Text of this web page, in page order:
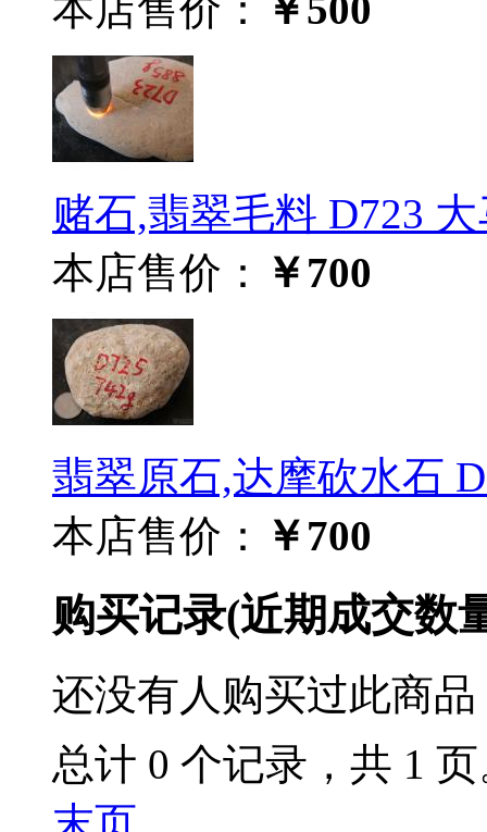
赌石,翡翠毛料 D723
本店售价：
￥700
翡翠原石,达摩砍水石
本店售价：
￥700
购买记录(近期成交数
还没有人购买过此商品
总计 0 个记录，共 1